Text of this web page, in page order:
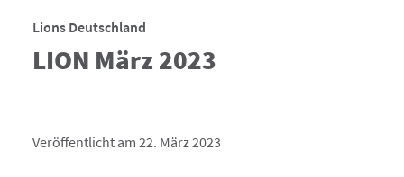
Lions Deutschland
LION März 2023
Veröffentlicht am 22. März 2023